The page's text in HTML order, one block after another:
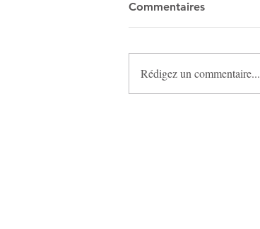
Commentaires
Rédigez un commentaire...